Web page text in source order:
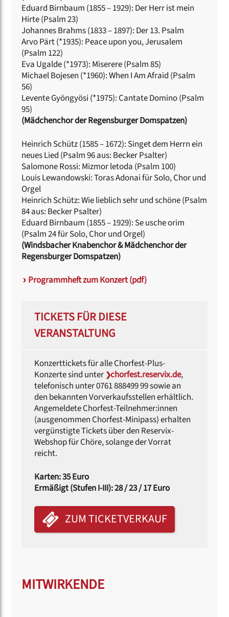
Eduard Birnbaum (1855 – 1929): Der Herr ist mein
Hirte (Psalm 23)
Johannes Brahms (1833 – 1897): Der 13. Psalm
Arvo Pärt (*1935): Peace upon you, Jerusalem
(Psalm 122)
Eva Ugalde (*1973): Miserere (Psalm 85)
Michael Bojesen (*1960): When I Am Afraid (Psalm
56)
Levente Gyöngyösi (*1975): Cantate Domino (Psalm
95)
(Mädchenchor der Regensburger Domspatzen)
Heinrich Schütz (1585 – 1672): Singet dem Herrn ein
neues Lied (Psalm 96 aus: Becker Psalter)
Salomone Rossi: Mizmor letoda (Psalm 100)
Louis Lewandowski: Toras Adonai für Solo, Chor und
Orgel
Heinrich Schütz: Wie lieblich sehr und schöne (Psalm
84 aus: Becker Psalter)
Eduard Birnbaum (1855 – 1929): Se usche orim
(Psalm 24 für Solo, Chor und Orgel)
(Windsbacher Knabenchor & Mädchenchor der
Regensburger Domspatzen)
Programmheft zum Konzert (pdf)
TICKETS FÜR DIESE
VERANSTALTUNG
Konzerttickets für alle Chorfest-Plus-
Konzerte sind unter chorfest.reservix.de,
telefonisch unter 0761 888499 99 sowie an
den bekannten Vorverkaufsstellen erhältlich.
Angemeldete Chorfest-Teilnehmer:innen
(ausgenommen Chorfest-Minipass) erhalten
vergünstigte Tickets über den Reservix-
Webshop für Chöre, solange der Vorrat
reicht.
Karten: 35 Euro
Ermäßigt (Stufen I-III): 28 / 23 / 17 Euro
ZUM TICKETVERKAUF
MITWIRKENDE